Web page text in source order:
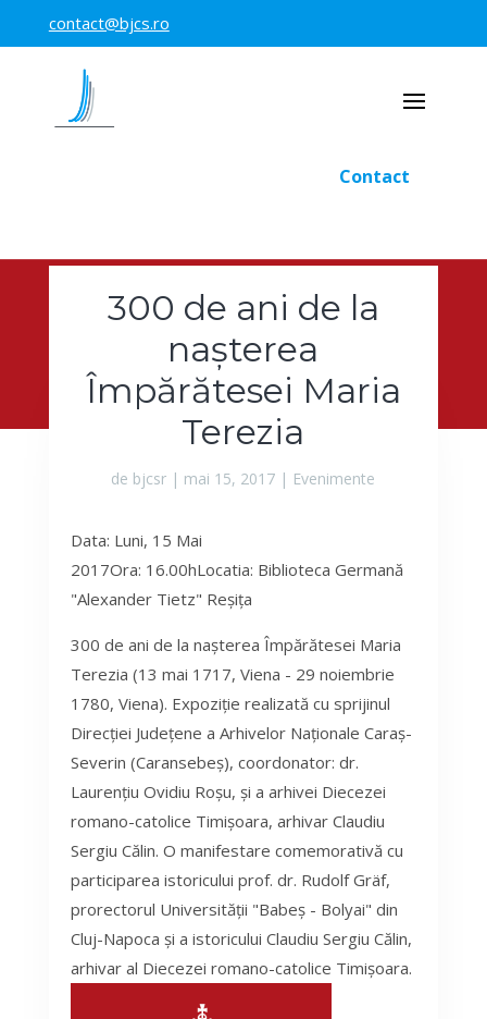
contact@bjcs.ro
Contact
300 de ani de la
nașterea
Împărătesei Maria
Terezia
de bjcsr | mai 15, 2017 | Evenimente
Data: Luni, 15 Mai
2017Ora: 16.00hLocatia: Biblioteca Germană
"Alexander Tietz" Reșița
300 de ani de la nașterea Împărătesei Maria
Terezia (13 mai 1717, Viena - 29 noiembrie
1780, Viena). Expoziție realizată cu sprijinul
Direcției Județene a Arhivelor Naționale Caraș-
Severin (Caransebeș), coordonator: dr.
Laurențiu Ovidiu Roșu, și a arhivei Diecezei
romano-catolice Timișoara, arhivar Claudiu
Sergiu Călin. O manifestare comemorativă cu
participarea istoricului prof. dr. Rudolf Gräf,
prorectorul Universității "Babeș - Bolyai" din
Cluj-Napoca și a istoricului Claudiu Sergiu Călin,
arhivar al Diecezei romano-catolice Timișoara.